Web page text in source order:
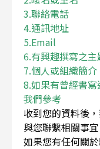
3.聯絡電話
4.通訊地址
5.Email
6.有興趣撰寫之主
7.個人或組織簡介
8.如果有曾經書
我們參考
收到您的資料後
與您聯繫相關事宜
如果您有任何關